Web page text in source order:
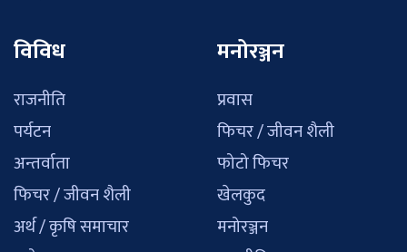
विविध
राजनीति
पर्यटन
अन्तर्वाता
फिचर / जीवन शैली
अर्थ / कृषि समाचार
मनोरञ्जन
प्रवास
फिचर / जीवन शैली
फोटो फिचर
खेलकुद
मनोरञ्जन